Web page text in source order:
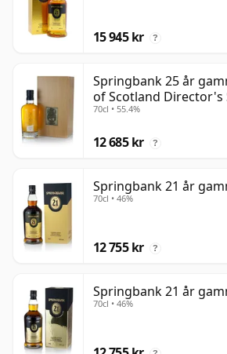
15 945 kr ?
Springbank 25 år
of Scotland Director's
70cl • 55.4%
12 685 kr ?
Springbank 21 år
70cl • 46%
12 755 kr ?
Springbank 21 år
70cl • 46%